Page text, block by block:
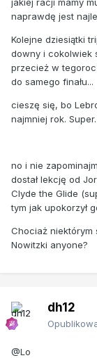
naprawdę jest
Kolejne dziesiątki
downy i cokolwiek
przecież w
do samego finału...
cieszę się, bo
najmniej rok.
no i nie
dostał lekcję od
Clyde the Glide
tym jak upokorzył
Chociaż niektórym
Nowitzki anyone?
dh12
@Lo